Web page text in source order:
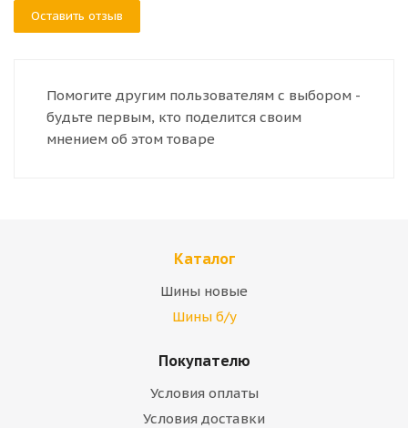
Оставить отзыв
Помогите другим пользователям с выбором -
будьте первым, кто поделится своим
мнением об этом товаре
Каталог
Шины новые
Шины б/у
Покупателю
Условия оплаты
Условия доставки